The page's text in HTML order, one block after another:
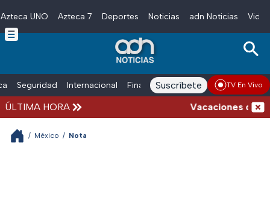
Skip to main content
Azteca UNO Azteca 7 Deportes Noticias adn Noticias
Seguridad Internacional Finanzas adn Noticias Radio
Suscríbete TV En Vivo
ÚLTIMA HORA Vacaciones de
/ México / Nota